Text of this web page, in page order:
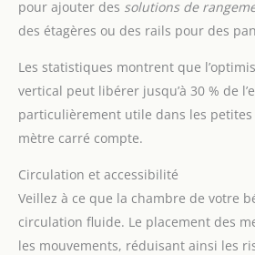
pour ajouter des solutions de
des étagères ou des rails pour des
Les statistiques montrent que
vertical peut libérer jusqu’à 30 % de
particulièrement utile dans les
mètre carré compte.
Circulation et accessibilité
Veillez à ce que la chambre de votre
circulation fluide. Le placement des
les mouvements, réduisant ainsi les